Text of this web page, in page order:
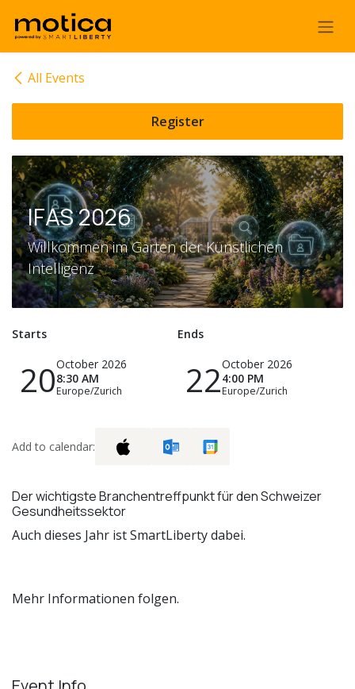
Skip to Content
All Events
Register
IFAS 2026
Willkommen im Garten der Künstlichen
Intelligenz
Starts
20October 2026
8:30 AM
Europe/Zurich
Ends
22October 2026
4:00 PM
Europe/Zurich
Add to calendar:
Der wichtigste Branchentreffpunkt für den Schweizer
Gesundheitssektor
Auch dieses Jahr ist SmartLiberty dabei.
Mehr Informationen folgen.